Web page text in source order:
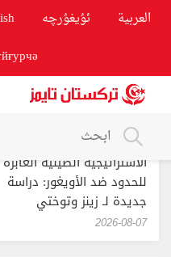
العربية ئۇيغۇرچە
الاستراتيجية الصينية العابرة
للحدود ضد الأويغور: دراسة
جديدة لـ زينز وتوختي
‎2026-08-07